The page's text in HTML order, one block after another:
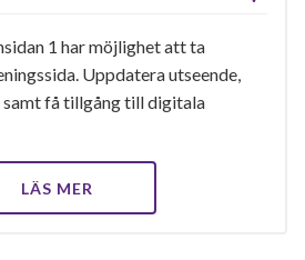
1 har möjlighet att ta
Uppdatera utseende,
få tillgång till digitala
LÄS MER